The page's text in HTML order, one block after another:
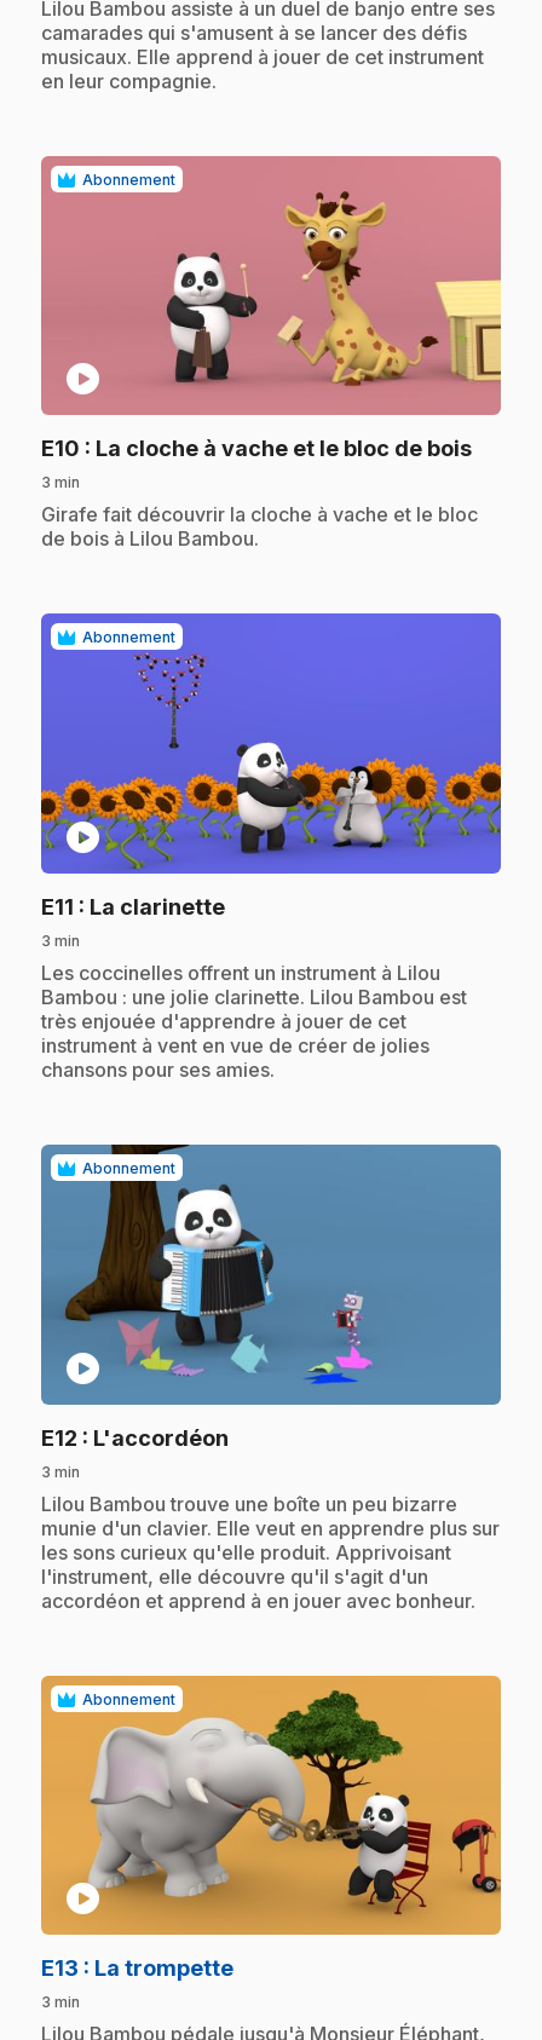
.Lilou Bambou assiste à un duel de banjo entre ses
camarades qui s'amusent à se lancer des défis
musicaux. Elle apprend à jouer de cet instrument
en leur compagnie.
Abonnement
play_circle
E10 : La cloche à vache et le bloc de bois.
3 min
.Girafe fait découvrir la cloche à vache et le bloc
de bois à Lilou Bambou.
Abonnement
play_circle
E11 : La clarinette.
3 min
.Les coccinelles offrent un instrument à Lilou
Bambou : une jolie clarinette. Lilou Bambou est
très enjouée d'apprendre à jouer de cet
instrument à vent en vue de créer de jolies
chansons pour ses amies.
Abonnement
play_circle
E12 : L'accordéon
3 min
.Lilou Bambou trouve une boîte un peu bizarre
munie d'un clavier. Elle veut en apprendre plus sur
les sons curieux qu'elle produit. Apprivoisant
l'instrument, elle découvre qu'il s'agit d'un
accordéon et apprend à en jouer avec bonheur.
Abonnement
play_circle
E13 : La trompette.
3 min
.Lilou Bambou pédale jusqu'à Monsieur Éléphant,